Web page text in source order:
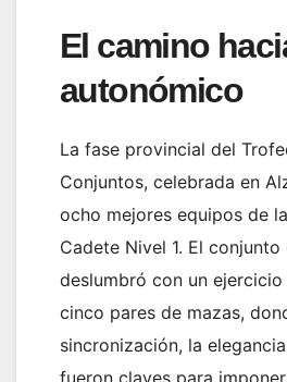
El camino
autonómico
La fase provincial del
Conjuntos, celebrada en
ocho mejores equipos de
Cadete Nivel 1. El conjunto
deslumbró con un
cinco pares de mazas,
sincronización, la
fueron claves para